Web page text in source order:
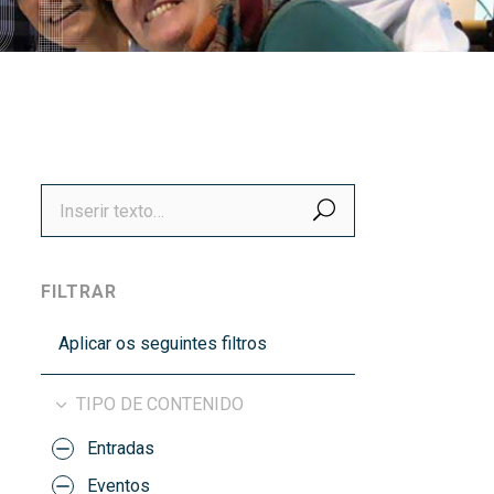
títulos
Recoñecementos de calidade
BUSCAR
FILTRAR
Aplicar os seguintes filtros
TIPO DE CONTENIDO
Entradas
Eventos